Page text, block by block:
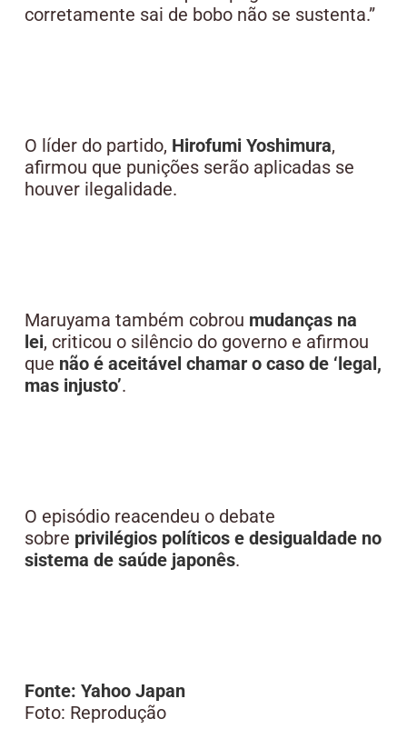
corretamente sai de bobo não se sustenta.”
O líder do partido, Hirofumi Yoshimura,
afirmou que punições serão aplicadas se
houver ilegalidade.
Maruyama também cobrou mudanças na
lei, criticou o silêncio do governo e afirmou
que não é aceitável chamar o caso de ‘legal,
mas injusto’.
O episódio reacendeu o debate
sobre privilégios políticos e desigualdade no
sistema de saúde japonês.
Fonte: Yahoo Japan
Foto: Reprodução